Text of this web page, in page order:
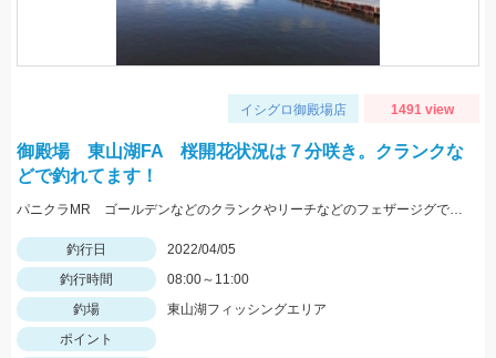
イシグロ御殿場店 1491 view
御殿場 東山湖FA 桜開花状況は７分咲き。クランクな
どで釣れてます！
パニクラMR ゴールデンなどのクランクやリーチなどのフェザージグで良く釣れますよ～
釣行日
2022/04/05
釣行時間
08:00～11:00
釣場
東山湖フィッシングエリア
ポイント